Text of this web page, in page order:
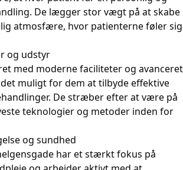
De lægger stor vægt på at skabe
atmosfære, hvor patienterne føler sig
og udstyr
med moderne faciliteter og avanceret
muligt for dem at tilbyde effektive
De stræber efter at være på
teknologier og metoder inden for
og sundhed
har et stærkt fokus på